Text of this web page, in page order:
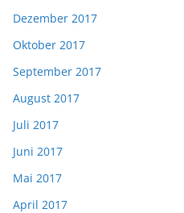
Dezember 2017
Oktober 2017
September 2017
August 2017
Juli 2017
Juni 2017
Mai 2017
April 2017